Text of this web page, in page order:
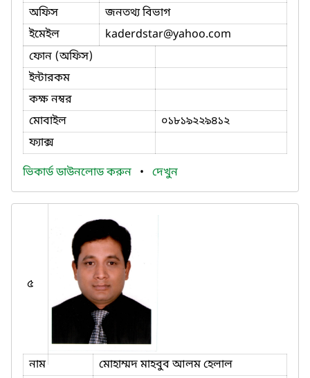
অফিস
জনতথ্য বিভাগ
ইমেইল
kaderdstar@yahoo.com
ফোন (অফিস)
ইন্টারকম
কক্ষ নম্বর
মোবাইল
০১৮১৯২২৯৪১২
ফ্যাক্স
ভিকার্ড ডাউনলোড করুন • দেখুন
৫
নাম মোহাম্মদ মাহবুব আলম হেলাল